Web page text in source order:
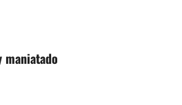
maniatado